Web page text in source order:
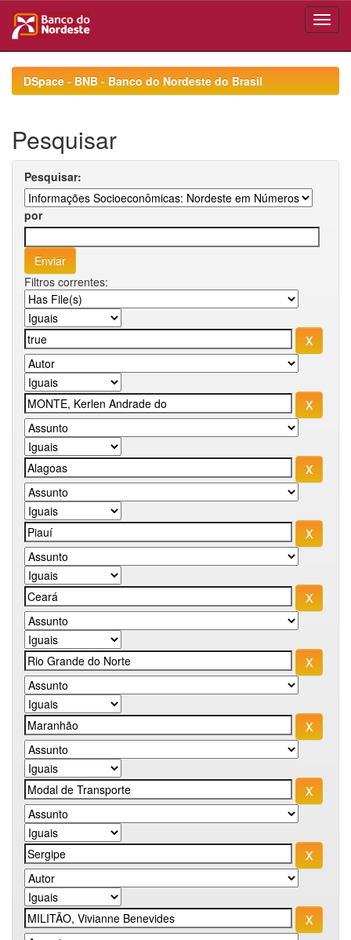
navigationDSpace - BNB - Banco do Nordeste do Brasil
Pesquisar
Pesquisar:
por
Filtros correntes: